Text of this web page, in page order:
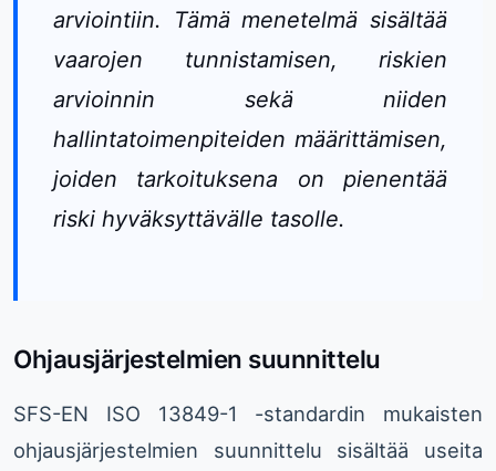
arviointiin. Tämä menetelmä sisältää
vaarojen tunnistamisen, riskien
arvioinnin sekä niiden
hallintatoimenpiteiden määrittämisen,
joiden tarkoituksena on pienentää
riski hyväksyttävälle tasolle.
Ohjausjärjestelmien suunnittelu
SFS-EN ISO 13849-1 -standardin mukaisten
ohjausjärjestelmien suunnittelu sisältää useita